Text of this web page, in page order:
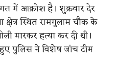
में आक्रोश है। शुक्रवार देर
क्षेत्र स्थित रामगुलाम चौक के
मारकर हत्या कर दी थी।
पुलिस ने विशेष जांच टीम